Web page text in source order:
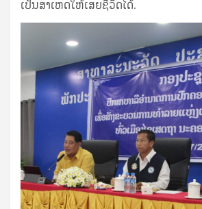
ເປັນສາເຫດໃຫ້ເສຍຊີວິດໄດ້.